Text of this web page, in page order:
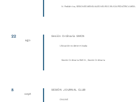
N. Pediátrica, SESIONES MENSUALES NEUROCIRUGÍA PEDIÁTRICA MEXI...
22
ago
Sesión Ordinaria SMCN
Ubicación no determinada
Sesión Ordinaria SMCN , Sesión Ordinaria
8
sept
SESIÓN JOURNAL CLUB
ONLINE